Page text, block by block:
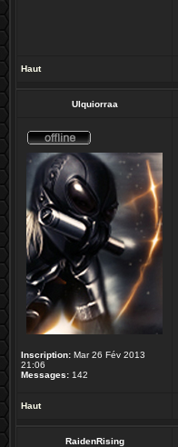
Haut
Ulquiorraa
Inscription: Mar 26 Fév 2013
21:06
Messages: 142
Haut
RaidenRising